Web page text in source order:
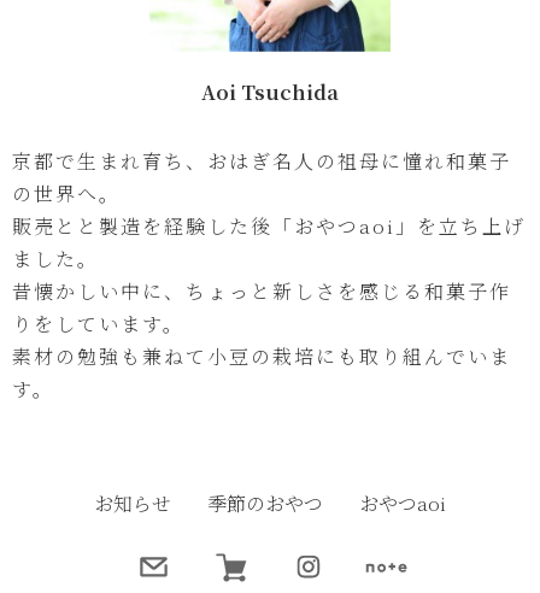
Aoi Tsuchida
京都で生まれ育ち、おはぎ名人の祖母に憧れ和菓子
の世界へ。
販売とと製造を経験した後「おやつaoi」を立ち上げ
ました。
昔懐かしい中に、ちょっと新しさを感じる和菓子作
りをしています。
素材の勉強も兼ねて小豆の栽培にも取り組んでいま
す。
お知らせ 季節のおやつ おやつaoi